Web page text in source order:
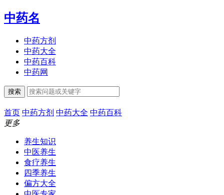
中药名
中药方剂
中药大全
中药百科
中药网
搜索
首页 中药方剂 中药大全 中药百科
更多
养生知识
中医养生
食疗养生
四季养生
偏方大全